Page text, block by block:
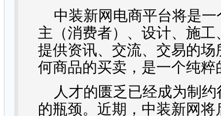
中装新网电商平台将是
主（消费者）、设计、施
提供资讯、交流、交易的
何商品的买卖，是一个纯
人才的匮乏已经成为制
的瓶颈。近期，中装新网